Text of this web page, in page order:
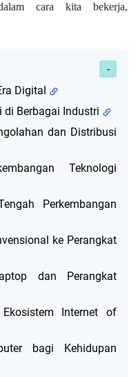
cara kita bekerja,
Digital
di Berbagai Industri
dan Distribusi
Teknologi
Perkembangan
ke Perangkat
dan Perangkat
Internet of
bagi Kehidupan